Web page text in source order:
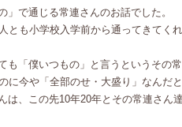
」で通じる常連さんのお話でした。
とも小学校入学前から通ってきてく
も「僕いつもの」と言うというその
に今や「全部のせ・大盛り」なんだ
は、この先10年20年とその常連さん